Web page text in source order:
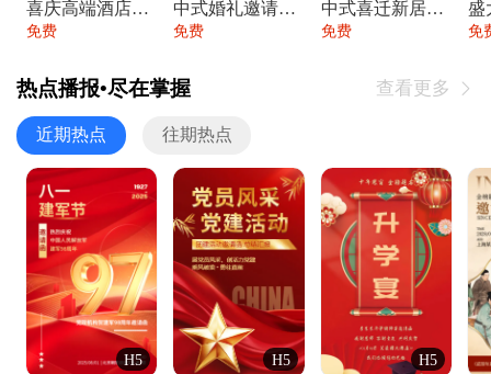
喜庆高端酒店开业大吉邀请函
免费
中式婚礼邀请函中国风传统复古婚礼请柬请帖
免费
中式喜迁新居乔迁之喜邀请函宴会请帖
免费 免
热点播报•尽在掌握 查看更多 
近期热点 往期热点
H5 H5 H5